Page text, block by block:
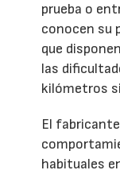
prueba o
conocen su
que
las
kilómetros
El
habituales